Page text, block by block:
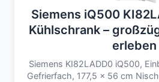
Siemens iQ500
Kühlschrank –
erleben
Siemens KI82LADD0 iQ500,
Gefrierfach, 177,5 x 56 cm